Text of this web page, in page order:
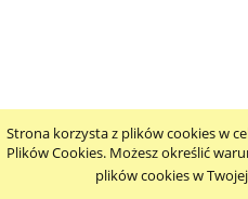
Strona korzysta z plików cookies w
Plików Cookies. Możesz określić
plików cookies w